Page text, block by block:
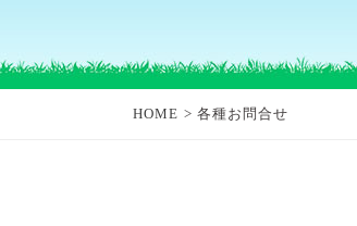
HOME > 各種お問合せ